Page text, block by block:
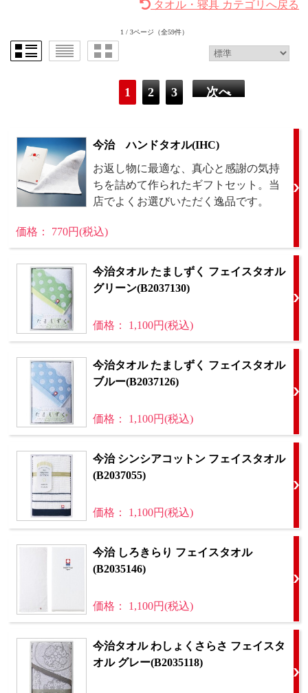
タオル・寝具 カテゴリへ戻る
1 / 3ページ （全59件）
1 2 3 次へ
今治 ハンドタオル(IHC)
お返し物に最適な、真心と感謝の気持
ちを詰めて作られたギフトセット。当
店でよくお選びいただく逸品です。
価格： 770円(税込)
今治タオル たましずく フェイスタオル
グリーン(B2037130)
価格： 1,100円(税込)
今治タオル たましずく フェイスタオル
ブルー(B2037126)
価格： 1,100円(税込)
今治 シンシアコットン フェイスタオル
(B2037055)
価格： 1,100円(税込)
今治 しろきらり フェイスタオル
(B2035146)
価格： 1,100円(税込)
今治タオル わしょくさらさ フェイスタ
オル グレー(B2035118)